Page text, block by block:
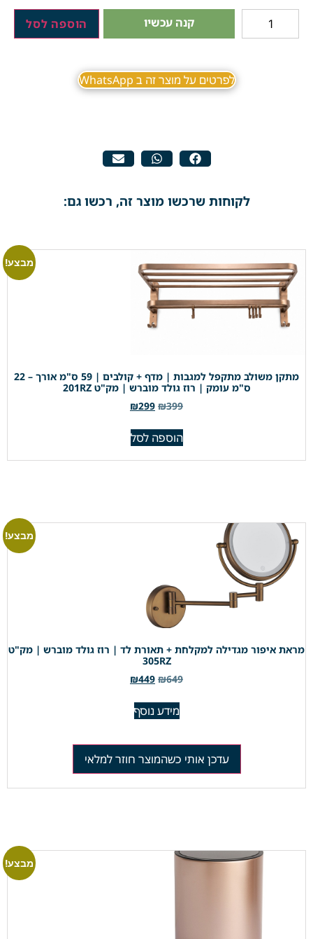
קנה עכשיו הוספה לסל
לפרטים על מוצר זה ב WhatsApp
לקוחות שרכשו מוצר זה, רכשו גם:
מבצע!
מתקן משולב מתקפל למגבות | מדף + קולבים | 59 ס"מ אורך – 22
ס"מ עומק | רוז גולד מוברש | מק"ט 201RZ
₪399
₪299
הוספה לסל
מבצע!
מראת איפור מגדילה למקלחת + תאורת לד | רוז גולד מוברש | מק"ט
305RZ
₪649
₪449
מידע נוסף
עדכן אותי כשהמוצר חוזר למלאי
מבצע!